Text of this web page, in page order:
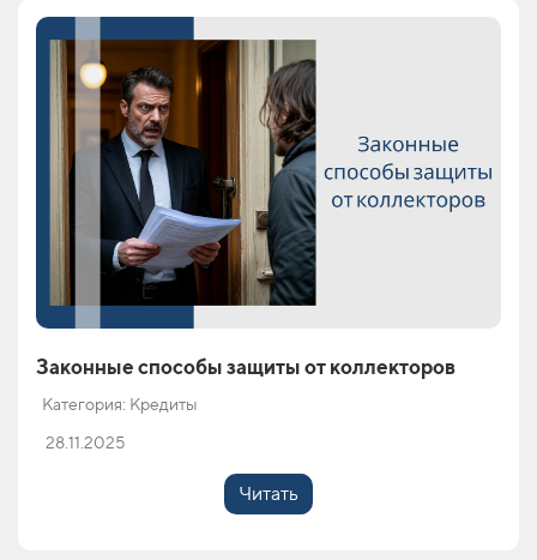
Законные способы защиты от коллекторов
Категория: Кредиты
28.11.2025
Читать